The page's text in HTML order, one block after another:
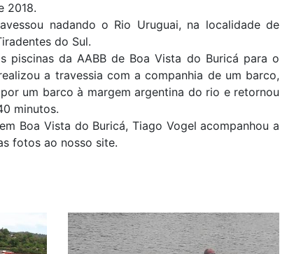
2018.
nadando o Rio Uruguai, na localidade de
do Sul.
piscinas da AABB de Boa Vista do Buricá para o
a travessia com a companhia de um barco,
um barco à margem argentina do rio e retornou
minutos.
Boa Vista do Buricá, Tiago Vogel acompanhou a
fotos ao nosso site.